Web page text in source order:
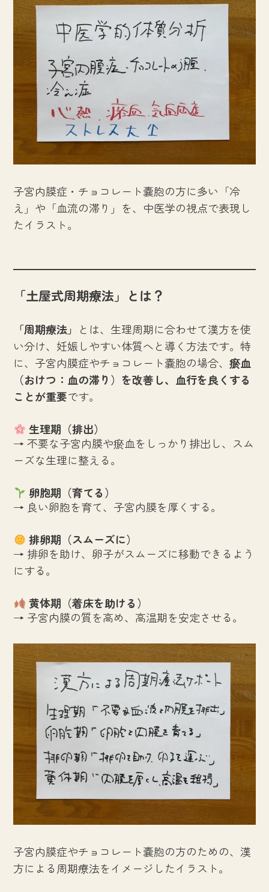
子宮内膜症・チョコレート嚢胞の方に多い「冷
え」や「血流の滞り」を、中医学の視点で表現し
たイラスト。
「土屋式周期療法」とは？
「周期療法」 とは、生理周期に合わせて漢方を使
い分け、妊娠しやすい体質へと導く方法です。特
に、子宮内膜症やチョコレート嚢胞の場合、瘀血
（おけつ：血の滞り）を改善し、血行を良くする
ことが重要です。
生理期（排出）
→ 不要な子宮内膜や瘀血をしっかり排出し、スム
ーズな生理に整える。
卵胞期（育てる）
→ 良い卵胞を育て、子宮内膜を厚くする。
排卵期（スムーズに）
→ 排卵を助け、卵子がスムーズに移動できるよう
にする。
黄体期（着床を助ける）
→ 子宮内膜の質を高め、高温期を安定させる。
子宮内膜症やチョコレート嚢胞の方のための、漢
方による周期療法をイメージしたイラスト。